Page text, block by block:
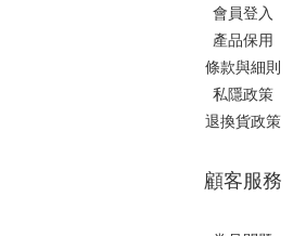
會員登入
產品保用
條款與細則
私隱政策
退換貨政策
顧客服務